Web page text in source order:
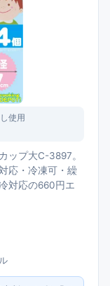
使用
ップ大C-3897。
応・冷凍可・繰
対応の660円エ